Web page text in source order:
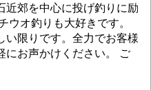
近郊を中心に投げ釣りに励
ウオ釣りも大好きです。
い限りです。全力でお客様
にお声かけください。 ご